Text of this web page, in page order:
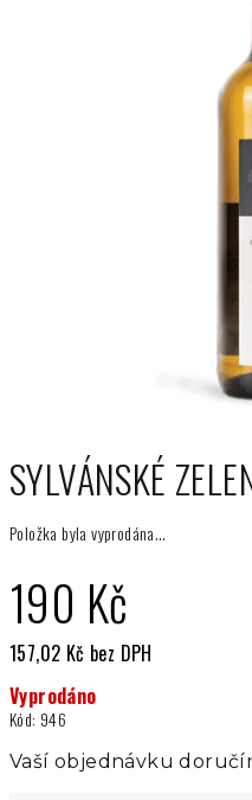
SYLVÁNSKÉ
Položka byla vyprodána…
190 Kč
157,02 Kč bez DPH
cena:
Vyprodáno
Kód: 946
Vaší objednávku